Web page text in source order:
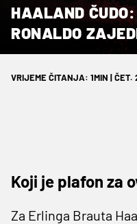
HAALAND
RONALDO
VRIJEME ČITANJA: 1MIN |
Koji je plafon za
Za Erlinga Brauta